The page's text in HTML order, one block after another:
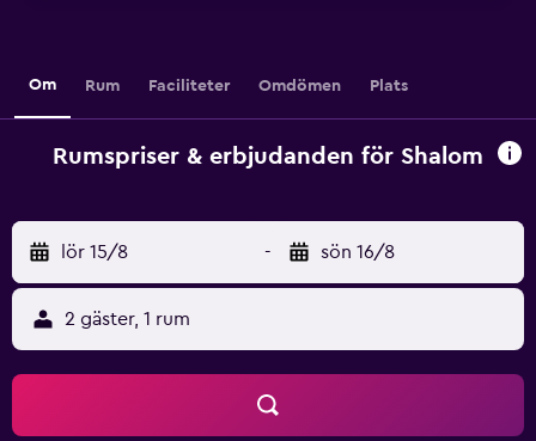
Om Rum Faciliteter Omdömen Plats
Rumspriser & erbjudanden för Shalom
lör 15/8 - sön 16/8
2 gäster, 1 rum